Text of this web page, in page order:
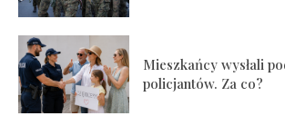
Mieszkańcy wysłali
policjantów. Za co?